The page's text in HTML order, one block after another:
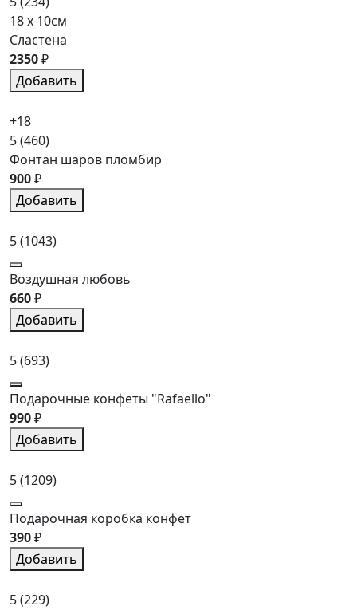
18 x 10см
Сластена
2350₽
Добавить
+18
5(460)
Фонтан шаров пломбир
900₽
Добавить
5(1043)
Воздушная любовь
660₽
Добавить
5(693)
Подарочные конфеты "Rafaello"
990₽
Добавить
5(1209)
Подарочная коробка конфет
390₽
Добавить
5(229)